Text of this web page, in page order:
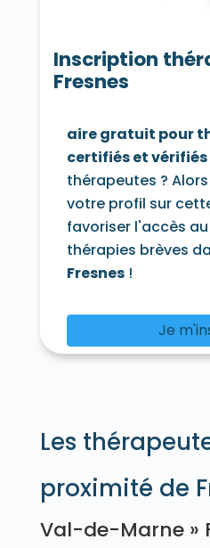
Sucy-en-Brie 94370
Valenton 94460
Villejuif 94800
Vitry-sur-Seine 94400
Inscription
Fresnes
aire gratuit pour
certifiés et vérifiés
thérapeutes ?
votre profil sur
favoriser l'accès
thérapies brèves
Fresnes!
Je
Les
proximité de
Val-de-Marne »